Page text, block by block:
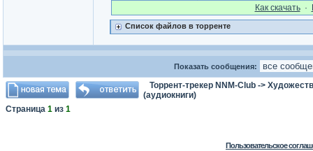
Как cкачать·
Список файлов в торренте
Показать сообщения:
Торрент-трекер NNM-Club ->
(аудиокниги)
Страница 1 из 1
Пользовательское